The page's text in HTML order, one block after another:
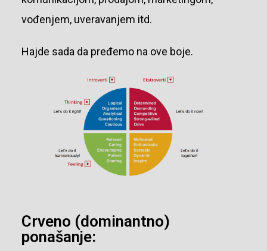
vođenjem, uveravanjem itd.
Hajde sada da pređemo na ove boje.
Crveno (dominantno)
ponašanje: